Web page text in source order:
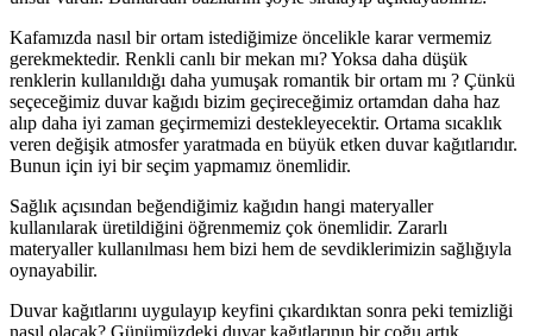
Kafamızda nasıl bir ortam istediğimize öncelikle karar vermemiz
gerekmektedir. Renkli canlı bir mekan mı? Yoksa daha düşük
renklerin kullanıldığı daha yumuşak romantik bir ortam mı ? Çünkü
seçeceğimiz duvar kağıdı bizim geçireceğimiz ortamdan daha haz
alıp daha iyi zaman geçirmemizi destekleyecektir. Ortama sıcaklık
veren değişik atmosfer yaratmada en büyük etken duvar kağıtlarıdır.
Bunun için iyi bir seçim yapmamız önemlidir.
Sağlık açısından beğendiğimiz kağıdın hangi materyaller
kullanılarak üretildiğini öğrenmemiz çok önemlidir. Zararlı
materyaller kullanılması hem bizi hem de sevdiklerimizin sağlığıyla
oynayabilir.
Duvar kağıtlarını uygulayıp keyfini çıkardıktan sonra peki temizliği
nasıl olacak? Günümüzdeki duvar kağıtlarının bir çoğu artık